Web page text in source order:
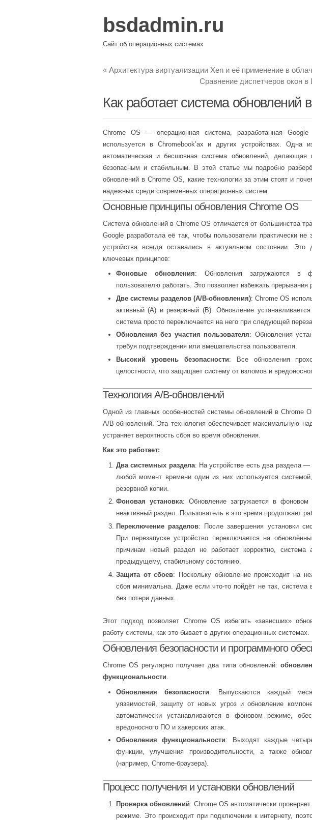
bsdadmin.ru
Сайт об операционных системах
« Архитектура виртуализации Xen и её применение в
Сравнение диспетчеров окон
Как работает система обновлений
Chrome OS — операционная система, разработанная
используется в Chromebook’ах и других устройствах.
автоматическая и бесшовная система обновлений, делающая
безопасным и стабильным. В этой статье мы подробно
обновлений в Chrome OS, какие технологии за этим стоят и
надёжных среди современных операционных систем.
Основные принципы обновления Chrome OS
Система обновлений в Chrome OS отличается от большинства
Google разработала её так, чтобы пользователи практически
устройства всегда оставались в актуальном состоянии.
ключевых принципов:
Фоновые обновления: Обновления загружаются в
пользователю работать. Это позволяет избежать прерывания
Две системы разделов (A/B-обновления): Chrome OS
активный (A) и резервный (B). Обновление
система просто переключается на него при следующей
Обновления без участия пользователя: Обновления
требуя подтверждения или вмешательства пользователя.
Высокий уровень безопасности: Все обновления
целостности, что защищает систему от взломов и
Технология A/B-обновлений
Одной из главных особенностей системы обновлений в Chrome
A/B-обновлений. Эта технология обеспечивает максимальную
устраняет вероятность сбоя во время обновления.
Как это работает:
Два системных раздела: На устройстве есть два раздела
любой момент времени один из них используется
резервной копии.
Фоновая установка: Обновление загружается в фоновом
неактивный раздел. Пользователь в это время продолжает
Переключение разделов: После завершения установки
При перезапуске устройство переключается на
причинам новый раздел не работает корректно, система
предыдущему, стабильному состоянию.
Защита от сбоев: Поскольку обновление происходит на
сбоя минимальна. Даже если что-то пойдёт не так, система
без потери данных.
Этот подход позволяет Chrome OS избегать «зависших»
работу системы, как это бывает в других операционных системах.
Обновления безопасности и программного
Chrome OS регулярно получает два типа обновлений:
функциональности.
Обновления безопасности: Выпускаются каждый
уязвимостей, защиту от новых угроз и обновление
автоматически устанавливаются в фоновом режиме,
вредоносного ПО и хакерских атак.
Обновления функциональности: Выходят каждые
функции, улучшения производительности, а также
(например, Chrome-браузера).
Процесс получения и установки обновлений
Проверка обновлений: Chrome OS автоматически
режиме. Это происходит при подключении к интернету,